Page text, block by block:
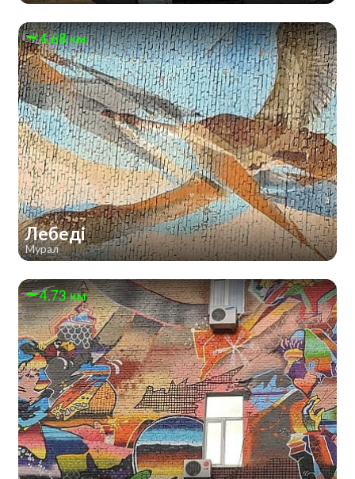
4.68 км
Лебеді
Мурал
4.73 км